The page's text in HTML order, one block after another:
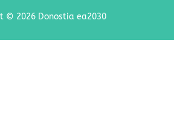
© 2026 Donostia ea2030